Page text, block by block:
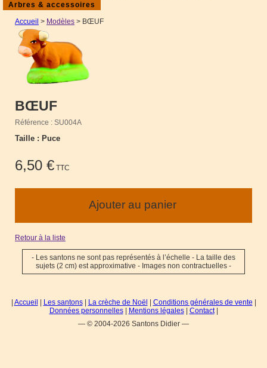
Arbres & accessoires
Accueil > Modèles > BŒUF
BŒUF
Référence : SU004A
Taille : Puce
6,50 € TTC
Retour à la liste
- Les santons ne sont pas représentés à l’échelle - La taille des
sujets (2 cm) est approximative - Images non contractuelles -
| Accueil | Les santons| La crèche de Noël | Conditions générales de vente |
Données personnelles| Mentions légales| Contact|
— © 2004-2026 Santons Didier —